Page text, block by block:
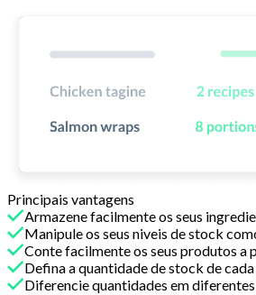
Principais vantagens
Armazene facilmente os seus
Manipule os seus niveis de stock
Conte facilmente os seus produtos a
Defina a quantidade de stock de
Diferencie quantidades em